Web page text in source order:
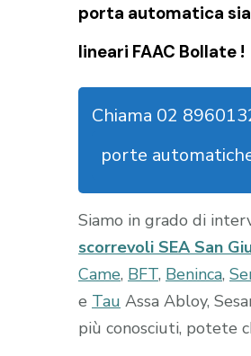
porta automatica
lineari FAAC Bollate !
Chiama 02
porte
Siamo in grado di
scorrevoli SEA San
Came, BFT, Beninca,
e Tau Assa Abloy,
più conosciuti, potete